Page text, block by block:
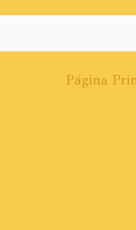
Página